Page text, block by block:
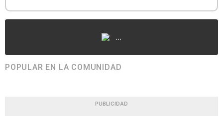
...
POPULAR EN LA COMUNIDAD
PUBLICIDAD